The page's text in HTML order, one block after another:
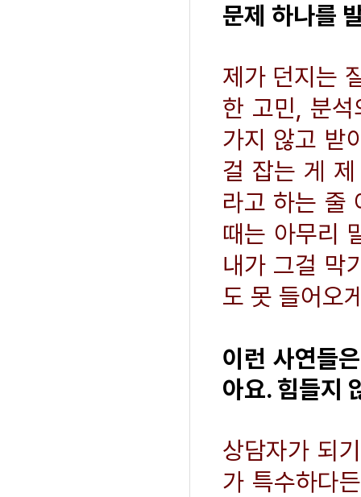
문제 하나를
제가 던지는
한 고민, 분
가지 않고 받
걸 잡는 게
라고 하는 줄
때는 아무리
내가 그걸 막
도 못 들어오
이런 사연들
아요. 힘들지
상담자가 되
가 특수하다